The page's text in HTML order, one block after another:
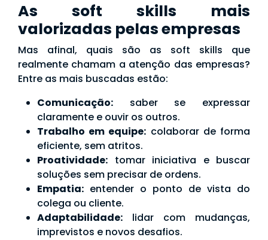
As soft skills mais
valorizadas pelas empresas
Mas afinal, quais são as soft skills que
realmente chamam a atenção das empresas?
Entre as mais buscadas estão:
Comunicação: saber se expressar
claramente e ouvir os outros.
Trabalho em equipe: colaborar de forma
eficiente, sem atritos.
Proatividade: tomar iniciativa e buscar
soluções sem precisar de ordens.
Empatia: entender o ponto de vista do
colega ou cliente.
Adaptabilidade: lidar com mudanças,
imprevistos e novos desafios.